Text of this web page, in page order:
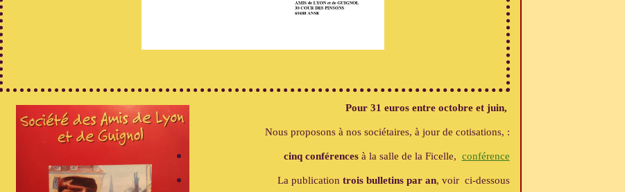
Pour 31 euros entre octobre et juin,
Nous proposons à nos sociétaires, à jour de cotisations, :
cinq conférences à la salle de la Ficelle, conférence
La publication troisbulletins par an, voir ci-dessous